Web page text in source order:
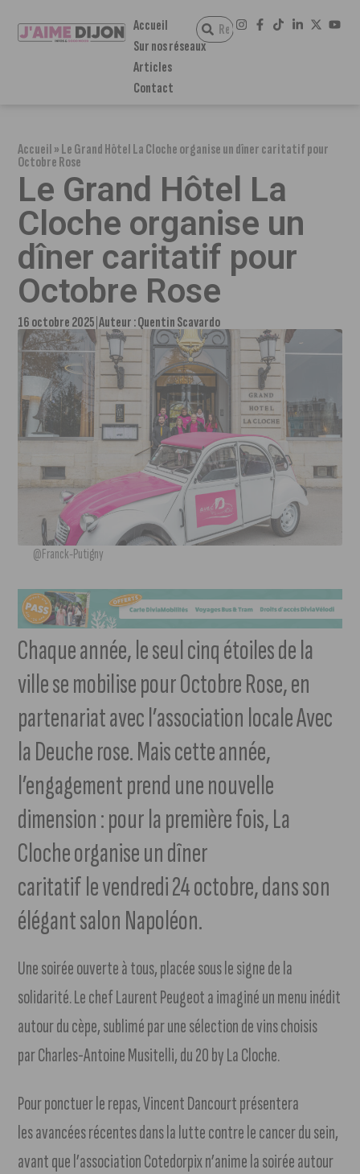
Accueil
Sur nos réseaux
Articles
Contact
Accueil»Le Grand Hôtel La Cloche organise un dîner caritatif pour
Octobre Rose
Le Grand Hôtel La
Cloche organise un
dîner caritatif pour
Octobre Rose
16 octobre 2025 Auteur :Quentin Scavardo
@Franck-Putigny
Chaque année, le seul cinq étoiles de la
ville se mobilise pour Octobre Rose, en
partenariat avec l’association locale Avec
la Deuche rose. Mais cette année,
l’engagement prend une nouvelle
dimension : pour la première fois, La
Cloche organise un dîner
caritatif le vendredi 24 octobre, dans son
élégant salon Napoléon.
Une soirée ouverte à tous, placée sous le signe de la
solidarité. Le chef Laurent Peugeot a imaginé un menu inédit
autour du cèpe, sublimé par une sélection de vins choisis
par Charles-Antoine Musitelli, du 20 by La Cloche.
Pour ponctuer le repas, Vincent Dancourt présentera
les avancées récentes dans la lutte contre le cancer du sein,
avant que l’association Cotedorpix n’anime la soirée autour